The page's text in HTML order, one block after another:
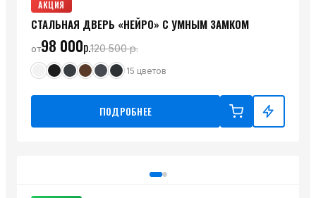
АКЦИЯ
СТАЛЬНАЯ ДВЕРЬ «НЕЙРО» С УМНЫМ ЗАМКОМ
от98 000р.120 500р.
15 цветов
ПОДРОБНЕЕ